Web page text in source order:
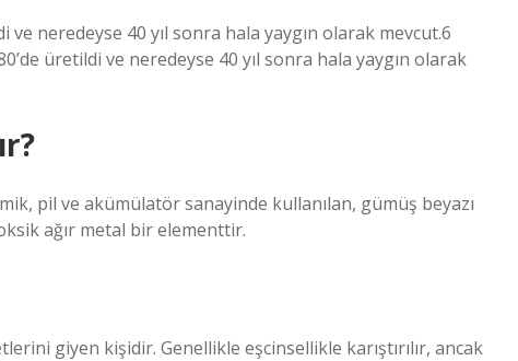
neredeyse 40 yıl sonra hala yaygın olarak mevcut.6
üretildi ve neredeyse 40 yıl sonra hala yaygın olarak
pil ve akümülatör sanayinde kullanılan, gümüş beyazı
ağır metal bir elementtir.
giyen kişidir. Genellikle eşcinsellikle karıştırılır, ancak